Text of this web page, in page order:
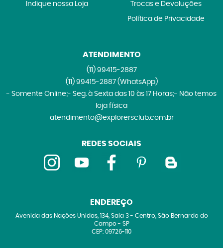
Indique nossa Loja Trocas e Devoluções
Política de Privacidade
ATENDIMENTO
(11)99415-2887
(11)99415-2887 (WhatsApp)
- Somente Online;- Seg. à Sexta das 10 às 17 Horas;- Não temos
loja física
atendimento@explorersclub.com.br
REDES SOCIAIS
ENDEREÇO
Avenida das Nações Unidas, 134, Sala 3- Centro, São Bernardo do
Campo- SP
CEP: 09726-110